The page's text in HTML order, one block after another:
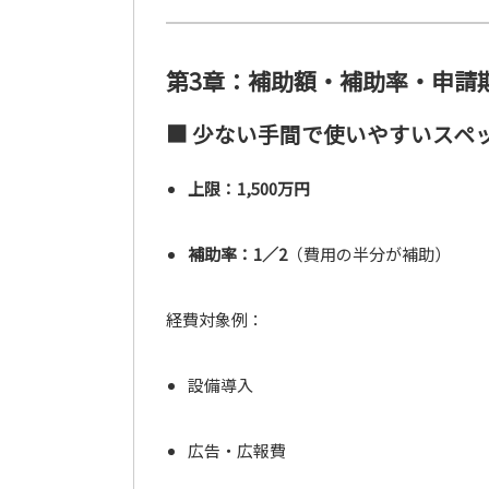
第3章：補助額・補助率・申請
■ 少ない手間で使いやすいスペ
上限：1,500万円
補助率：1／2（費用の半分が補助）
経費対象例：
設備導入
広告・広報費